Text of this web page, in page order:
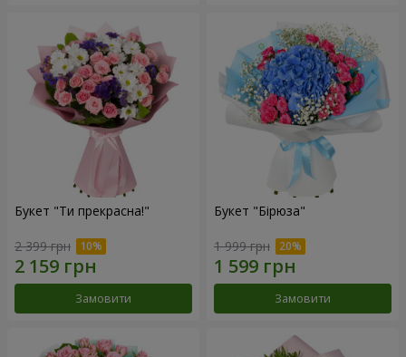
Букет "Ти прекрасна!"
2 399 грн
Замовити
Букет "Бірюза"
1 999 грн
Замовити